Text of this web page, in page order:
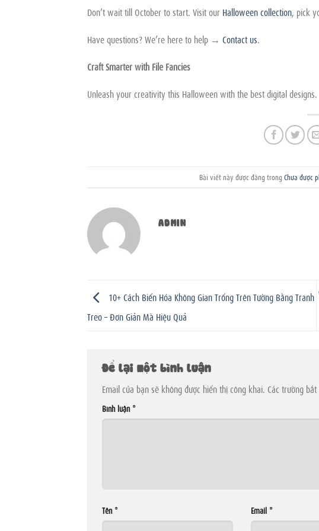
Don’t wait till October to start. Visit our Halloween collection, pick
Have questions? We’re here to help → Contact us.
Craft Smarter with File Fancies
Unleash your creativity this Halloween with the best digital designs.
Bài viết này được đăng trongChưa được
ADMIN
10+ Cách Biến Hóa Không Gian Trống Trên Tường Bằng Tranh
Treo – Đơn Giản Mà Hiệu Quả
Để lại một bình luận
Email của bạn sẽ không được hiển thị công khai. Các trường
Bình luận *
Tên * Email *